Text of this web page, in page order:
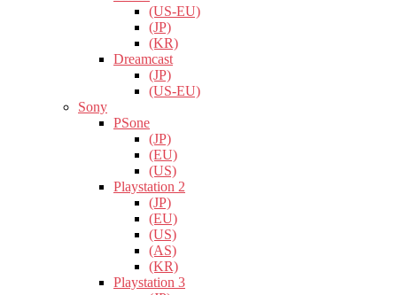
(US-EU)
(JP)
(KR)
Dreamcast
(JP)
(US-EU)
Sony
PSone
(JP)
(EU)
(US)
Playstation 2
(JP)
(EU)
(US)
(AS)
(KR)
Playstation 3